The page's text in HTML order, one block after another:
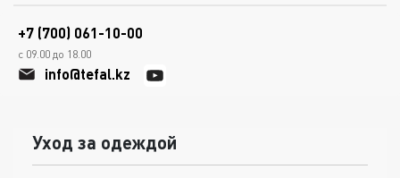
+7 (700) 061-10-00
с 09.00 до 18.00
info@tefal.kz
Уход за одеждой